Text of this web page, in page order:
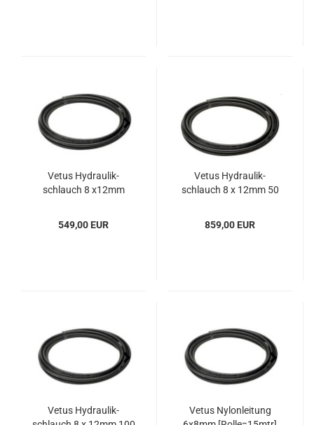
Vetus Hy­drau­lik­
schlauch 8 x12mm
549,00 EUR
Vetus Hy­drau­lik­
schlauch 8 x 12mm 50
859,00 EUR
Vetus Hy­drau­lik­
Vetus Ny­lon­lei­tung